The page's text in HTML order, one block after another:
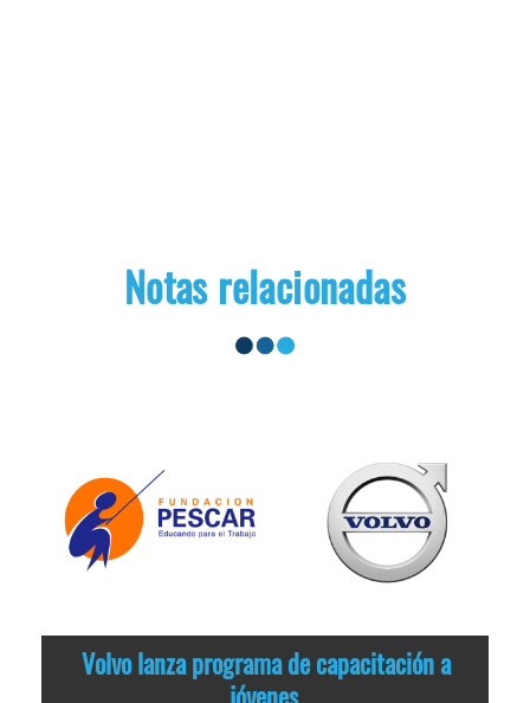
Notas relacionadas
Volvo lanza programa de capacitación a